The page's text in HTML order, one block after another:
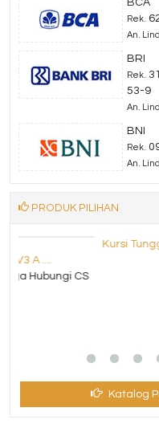
BCA
Rek.
An.
BRI
Rek.
53-9
An.
BNI
Rek.
An.
PRODUK PILIHAN
Turto II ....
*Harga Hubungi CS
Katalog